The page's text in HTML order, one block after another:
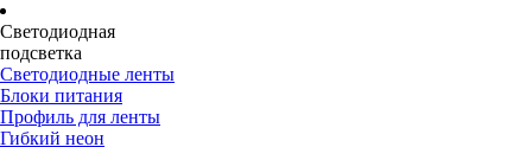
Светодиодная
подсветка
Светодиодные ленты
Блоки питания
Профиль для ленты
Гибкий неон